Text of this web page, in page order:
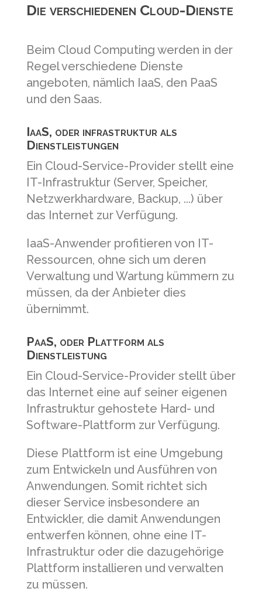
Die verschiedenen Cloud-Dienste
Beim Cloud Computing werden in der
Regel verschiedene Dienste
angeboten, nämlich IaaS, den PaaS
und den Saas.
IaaS, oder infrastruktur als
Dienstleistungen
Ein Cloud-Service-Provider stellt eine
IT-Infrastruktur (Server, Speicher,
Netzwerkhardware, Backup, ...) über
das Internet zur Verfügung.
IaaS-Anwender profitieren von IT-
Ressourcen, ohne sich um deren
Verwaltung und Wartung kümmern zu
müssen, da der Anbieter dies
übernimmt.
PaaS, oder Plattform als
Dienstleistung
Ein Cloud-Service-Provider stellt über
das Internet eine auf seiner eigenen
Infrastruktur gehostete Hard- und
Software-Plattform zur Verfügung.
Diese Plattform ist eine Umgebung
zum Entwickeln und Ausführen von
Anwendungen. Somit richtet sich
dieser Service insbesondere an
Entwickler, die damit Anwendungen
entwerfen können, ohne eine IT-
Infrastruktur oder die dazugehörige
Plattform installieren und verwalten
zu müssen.